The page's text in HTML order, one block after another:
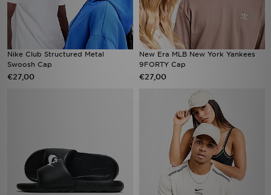
Nike Club Structured Metal
Swoosh Cap
€27,00
New Era MLB New York Yankees
9FORTY Cap
€27,00